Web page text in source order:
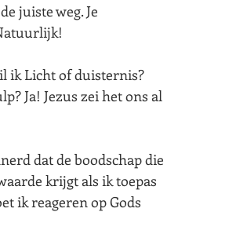
juiste weg. Je
ik Licht of duisternis?
Ja! Jezus zei het ons al
dat de boodschap die
krijgt als ik toepas
ik reageren op Gods